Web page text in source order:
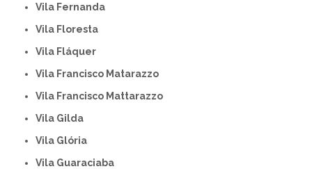
Vila Fernanda
Vila Floresta
Vila Fláquer
Vila Francisco Matarazzo
Vila Francisco Mattarazzo
Vila Gilda
Vila Glória
Vila Guaraciaba